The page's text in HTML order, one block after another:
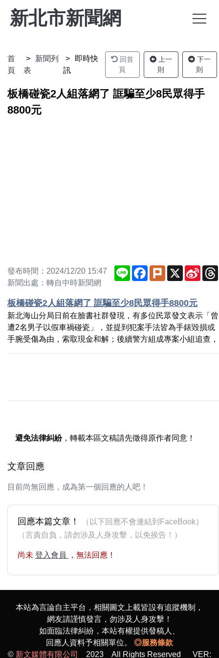
新北市新聞網
首
頁
新聞列
表
即時快
訊
回首
頁
上一
則
下一
則
板橋碰瓷2人組落網了 誆騙至少8民眾得手
8800元
發布時間：2024/12/20 15:47
新聞出處：轉自中時新聞網
Line Facebook
Plurk X
Sina
板橋碰瓷2人組落網了 誆騙至少8民眾得手8800元
新北海山分局日前在臉書社群發現，有多位民眾發文表示「曾
遭2名男子以假車禍碰瓷」，並提到犯案手法皆為手錶毀損或
手腕受傷為由，索取現金和解；後續警方組成專案小組追查，
避免法律糾紛，轉載本區文稿請先徵得原作者同意！
文章回應
目前尚無回應，成為第一個回應的人吧！
回應本篇文章！
（以下回應不會連結到FaceBook）
（言責自負，請勿涉及人身攻擊，以免挨告！）
尚未 登入會員 ，無法回應！
本站為言論自主平台，相關圖文上載皆設有追蹤機制，
網友請謹慎發言，勿涉及人身攻擊！
如面臨法律糾紛，本站有權提供發稿人、
回應人資料予相關單位。 ◎服務條款
© 新文媒體有限公司 2023 All Rights Reserved VER: